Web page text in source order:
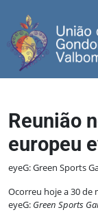
Reunião
europeu
eyeG: Green Sports
Ocorreu hoje a 30
eyeG: Green Sports